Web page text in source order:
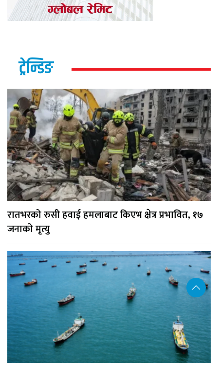
ट्रेन्डिङ
रातभरको रुसी हवाई हमलाबाट किएभ क्षेत्र प्रभावित, १७
जनाको मृत्यु